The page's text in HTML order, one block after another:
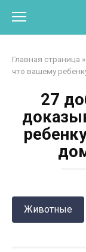
контенту
Главная страница »
что вашему
27
Животные